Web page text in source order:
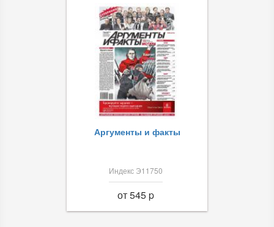
Аргументы и факты
Индекс Э11750
от 545 p